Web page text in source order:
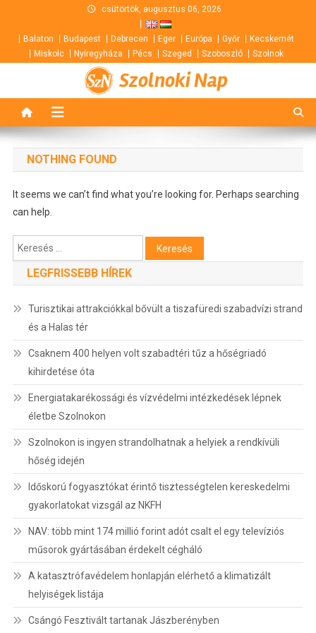
content
csütörtök, augusztus 06, 2026
Balaton Budapest Debrecen Eger Európa Győr
Kecskemét
Miskolc
Nyíregyháza Pécs Szeged Szoboszló Szolnok
Szolnoki Nap
NOTHING FOUND
It seems we can’t find what you’re looking for. Perhaps searching
can help.
Keresés:
LEGFRISSEBB HÍREK
Turisztikai attrakciókkal bővült a tiszafüredi szabadvízi strand
és a Halas tér
Csaknem 400 helyen volt szabadtéri tűz a hőségriadó
kihirdetése óta
Energiatakarékossági és vízvédelmi intézkedések lépnek
életbe Szolnokon
Szolnokon is ingyen strandolhatnak a helyiek a rendkívüli
hőség idején
Időskorú fogyasztókat érintő tisztességtelen kereskedelmi
gyakorlatokat vizsgál az NKFH
NAV: több mint 174 millió forint adót csalt el egy televíziós
műsorok gyártásában érdekelt cégháló
A katasztrófavédelem honlapján elérhető a klimatizált
helyiségek listája
Csángó Fesztivált tartanak Jászberényben